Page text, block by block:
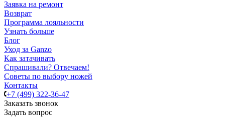
Заявка на ремонт
Возврат
Программа лояльности
Узнать больше
Блог
Уход за Ganzo
Как затачивать
Спрашивали? Отвечаем!
Советы по выбору ножей
Контакты
+7 (499) 322-36-47
Заказать звонок
Задать вопрос